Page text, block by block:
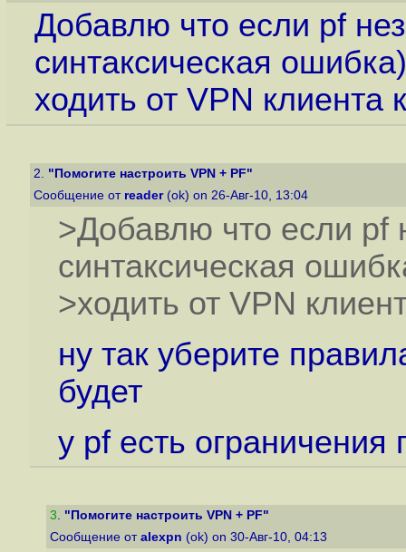
Добавлю что если pf
синтаксическая
ходить от VPN клиента
2. "Помогите настроить VPN + PF"
Сообщение от reader(ok) on 26-Авг-10, 13:04
>Добавлю что если pf
синтаксическая
>ходить от VPN
ну так уберите
будет
у pf есть ограничения
3. "Помогите настроить VPN + PF"
Сообщение от alexpn (ok) on 30-Авг-10, 04:13